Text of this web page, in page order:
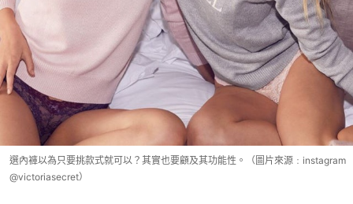
選內褲以為只要挑款式就可以？其實也要顧及其功能性。（圖片來源﹕instagram
@victoriasecret）